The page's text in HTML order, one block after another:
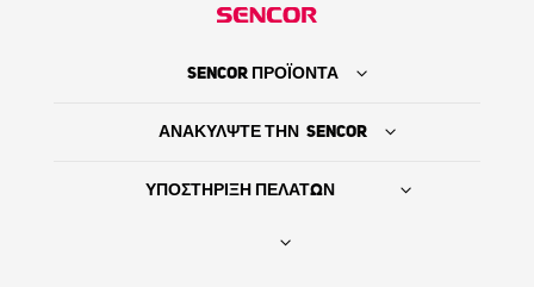
SENCOR ΠΡΟΪΟΝΤΑ
ΑΝΑΚΥΛΨΤΕ ΤΗΝ SENCOR
ΥΠΟΣΤΗΡΙΞΗ ΠΕΛΑΤΩΝ